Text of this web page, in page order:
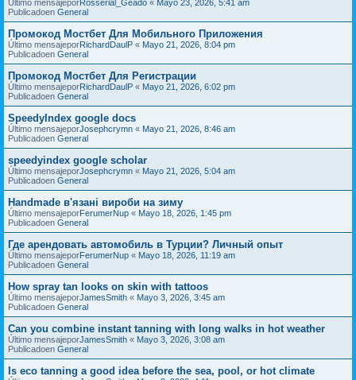
Último mensajeporRosserial_Geado « Mayo 23, 2026, 5:41 am
Publicadoen General
Промокод Мостбет Для Мобильного Приложения
Último mensajeporRichardDaulP « Mayo 21, 2026, 8:04 pm
Publicadoen General
Промокод Мостбет Для Регистрации
Último mensajeporRichardDaulP « Mayo 21, 2026, 6:02 pm
Publicadoen General
SpeedyIndex google docs
Último mensajeporJosephcrymn « Mayo 21, 2026, 8:46 am
Publicadoen General
speedyindex google scholar
Último mensajeporJosephcrymn « Mayo 21, 2026, 5:04 am
Publicadoen General
Handmade в'язані вироби на зиму
Último mensajeporFerumerNup « Mayo 18, 2026, 1:45 pm
Publicadoen General
Где арендовать автомобиль в Турции? Личный опыт
Último mensajeporFerumerNup « Mayo 18, 2026, 11:19 am
Publicadoen General
How spray tan looks on skin with tattoos
Último mensajeporJamesSmith « Mayo 3, 2026, 3:45 am
Publicadoen General
Can you combine instant tanning with long walks in hot weather
Último mensajeporJamesSmith « Mayo 3, 2026, 3:08 am
Publicadoen General
Is eco tanning a good idea before the sea, pool, or hot climate